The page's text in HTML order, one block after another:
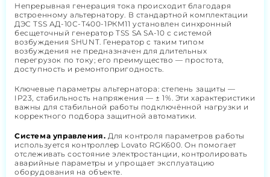
Непрерывная генерация тока происходит благодаря
встроенному альтернатору. В стандартной комплектации
ДЭС TSS АД-10С-Т400-1РКМ11 установлен синхронный
бесщеточный генератор TSS SA SA-10 с системой
возбуждения SHUNT. Генератор с таким типом
возбуждения не предназначен для длительных
перегрузок по току; его преимущество — простота,
доступность и ремонтопригодность.
Ключевые параметры альтернатора: степень защиты —
IP23, стабильность напряжения — ± 1%. Эти характеристики
важны для стабильной работы подключённой нагрузки и
корректного подбора защитной автоматики.
Система управления. Для контроля параметров работы
используется контроллер Lovato RGK600. Он помогает
отслеживать состояние электростанции, контролировать
аварийные параметры и упрощает эксплуатацию
оборудования на объекте.